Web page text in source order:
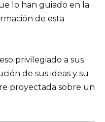
lo han guiado en la
de esta
privilegiado a sus
de sus ideas y su
proyectada sobre un